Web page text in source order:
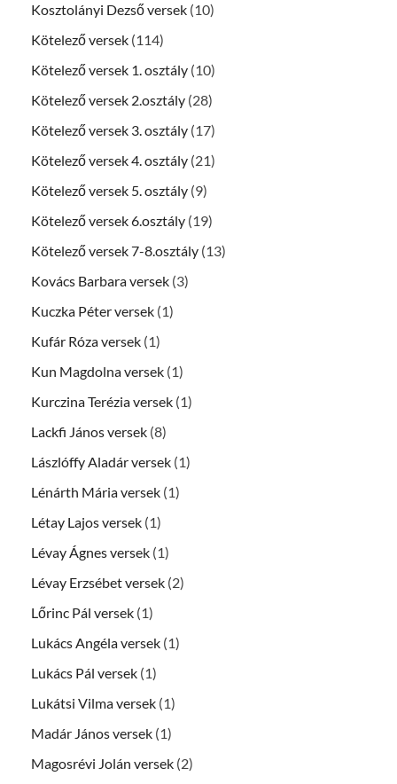
Kosztolányi Dezső versek (10)
Kötelező versek (114)
Kötelező versek 1. osztály (10)
Kötelező versek 2.osztály (28)
Kötelező versek 3. osztály (17)
Kötelező versek 4. osztály (21)
Kötelező versek 5. osztály (9)
Kötelező versek 6.osztály (19)
Kötelező versek 7-8.osztály (13)
Kovács Barbara versek (3)
Kuczka Péter versek (1)
Kufár Róza versek (1)
Kun Magdolna versek (1)
Kurczina Terézia versek (1)
Lackfi János versek (8)
Lászlóffy Aladár versek (1)
Lénárth Mária versek (1)
Létay Lajos versek (1)
Lévay Ágnes versek (1)
Lévay Erzsébet versek (2)
Lőrinc Pál versek (1)
Lukács Angéla versek (1)
Lukács Pál versek (1)
Lukátsi Vilma versek (1)
Madár János versek (1)
Magosrévi Jolán versek (2)